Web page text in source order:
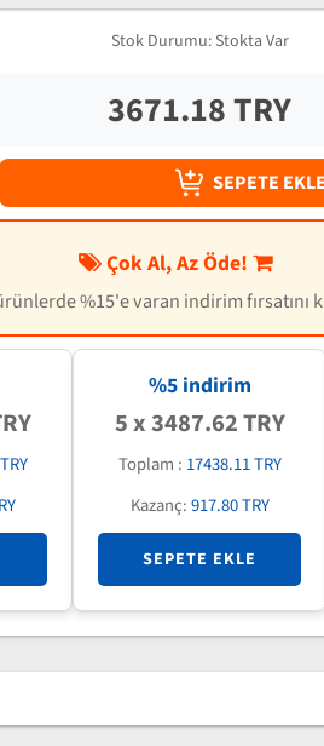
Stok Durumu: Stokta Var
3671.18 TRY
SEPETE EKLE
Çok Al, Az Öde!
%15'e varan indirim fırsatını
%5 indirim
5 x 3487.62 TRY
Toplam : 17438.11 TRY
Kazanç:917.80 TRY
SEPETE EKLE